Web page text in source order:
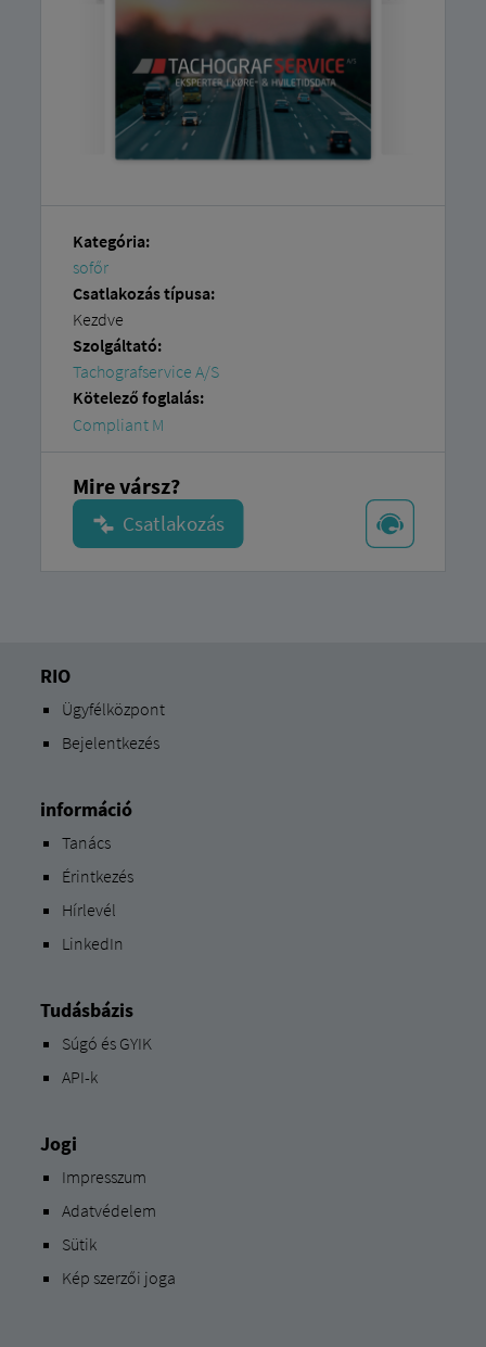
Kategória:
sofőr
Csatlakozás típusa:
Kezdve
Szolgáltató:
Tachografservice A/S
Kötelező foglalás:
Compliant M
Mire vársz?
RIO
Ügyfélközpont
Bejelentkezés
információ
Tanács
Érintkezés
Hírlevél
LinkedIn
Tudásbázis
Súgó és GYIK
API-k
Jogi
Impresszum
Adatvédelem
Sütik
Kép szerzői joga